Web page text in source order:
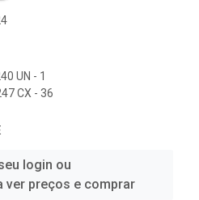
UN - 1
CX - 36
login ou
ver preços e comprar